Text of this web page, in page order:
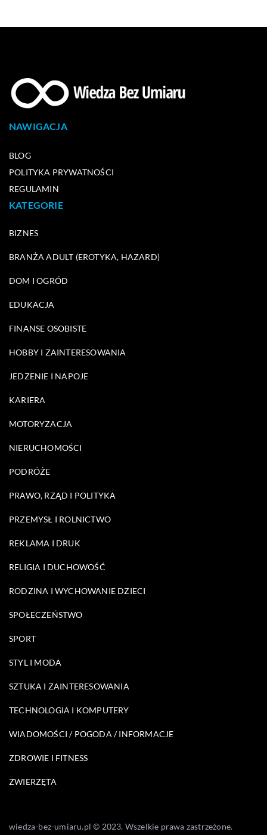
NAWIGACJA
BLOG
POLITYKA PRYWATNOŚCI
REGULAMIN
KATEGORIE
BIZNES
BRANŻA ADULT (EROTYKA, HAZARD)
DOM I OGRÓD
EDUKACJA
FINANSE OSOBISTE
HOBBY I ZAINTERESOWANIA
JEDZENIE I NAPOJE
KARIERA
MOTORYZACJA
NIERUCHOMOŚCI
PODRÓŻE
PRAWO, RZĄD I POLITYKA
PRZEMYSŁ I ROLNICTWO
REKLAMA I DRUK
RELIGIA I DUCHOWOŚĆ
RODZINA I WYCHOWANIE DZIECI
SPOŁECZEŃSTWO
SPORT
STYL I MODA
SZTUKA I ZAINTERESOWANIA
TECHNOLOGIA I KOMPUTERY
WIADOMOŚCI / POGODA / INFORMACJE
ZDROWIE I FITNESS
ZWIERZĘTA
wiedza-bez-umiaru.pl © 2023. Wszelkie prawa zastrzeżone.